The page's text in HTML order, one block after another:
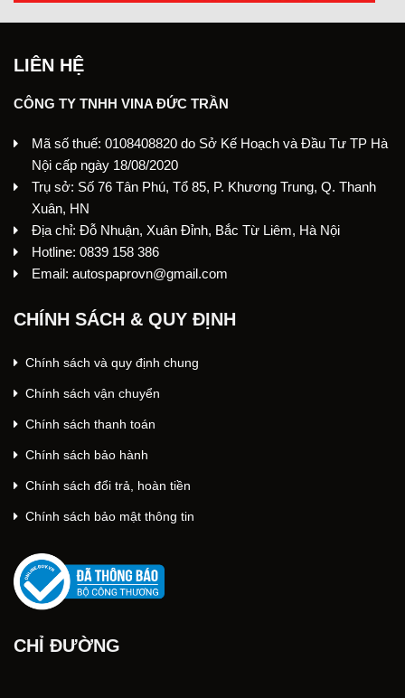
LIÊN HỆ
CÔNG TY TNHH VINA ĐỨC TRẦN
Mã số thuế: 0108408820 do Sở Kế Hoạch và Đầu Tư TP Hà
Nội cấp ngày 18/08/2020
Trụ sở: Số 76 Tân Phú, Tổ 85, P. Khương Trung, Q. Thanh
Xuân, HN
Địa chỉ: Đỗ Nhuận, Xuân Đỉnh, Bắc Từ Liêm, Hà Nội
Hotline: 0839 158 386
Email: autospaprovn@gmail.com
CHÍNH SÁCH & QUY ĐỊNH
Chính sách và quy định chung
Chính sách vận chuyển
Chính sách thanh toán
Chính sách bảo hành
Chính sách đổi trả, hoàn tiền
Chính sách bảo mật thông tin
CHỈ ĐƯỜNG